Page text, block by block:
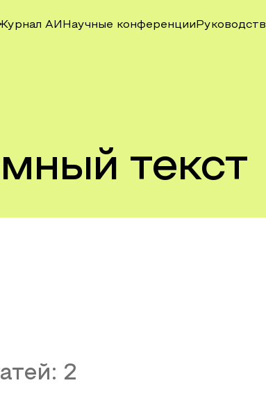
АИ Научные конференции
текст
2